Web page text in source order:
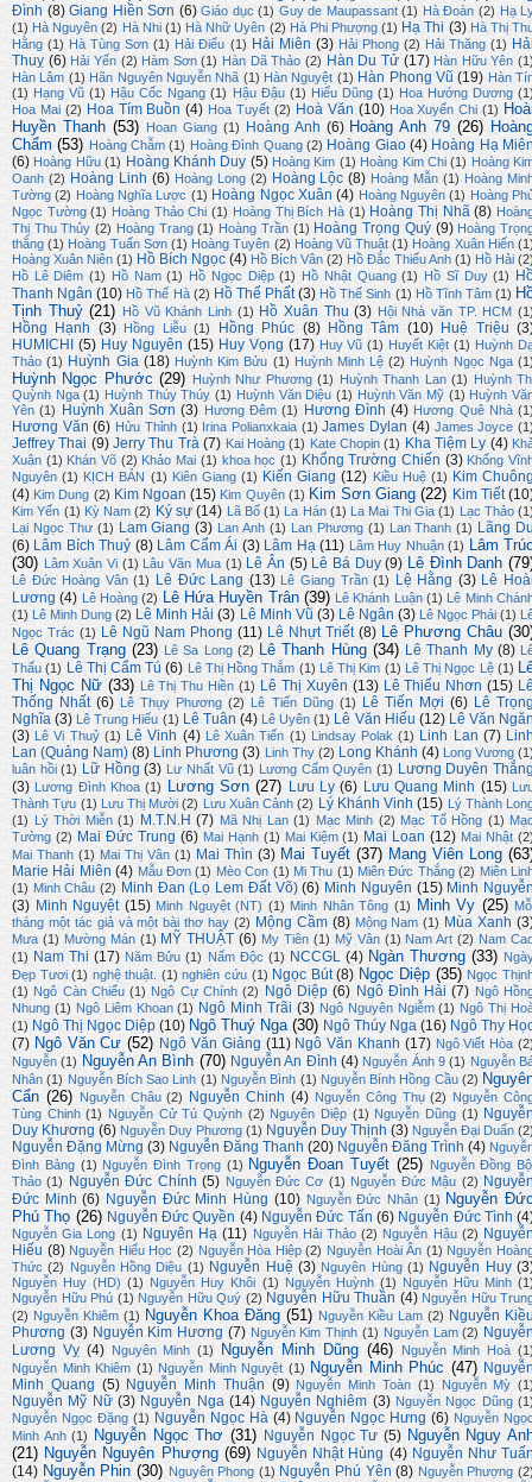
Đình (8) Giang Hiền Sơn (6) Giáo dục (1) Guy de Maupassant (1) Hà Đoàn (2) Hạ
(1) Hà Nguyên (2) Hà Nhi (1) Hà Nhữ Uyên (2) Hà Phi Phượng (1) Hạ Thi (3) Hà Thị
Hằng (1) Hà Tùng Sơn (1) Hải Điểu (1) Hải Miên (3) Hải Phong (2) Hải Thăng (1)
Thuỵ (6) Hải Yến (2) Hàm Sơn (1) Hàn Dã Thảo (2) Hàn Du Tử (17) Hàn Hữu Yên
Hàn Lâm (1) Hãn Nguyên Nguyễn Nhã (1) Hàn Nguyệt (1) Hàn Phong Vũ (19) Hàn
(1) Hạng Vũ (1) Hậu Cốc Ngang (1) Hậu Đậu (1) Hiếu Dũng (1) Hoa Hướng Dương
Hoa Mai (2) Hoa Tím Buồn (4) Hoa Tuyết (2) Hoà Văn (10) Hoa Xuyến Chi (1)
Huyền Thanh (53) Hoan Giang (1) Hoàng Anh (6) Hoàng Anh 79 (26)
Chẩm (53) Hoàng Chẫm (1) Hoàng Đình Quang (2) Hoàng Giao (4) Hoàng Hạ
(6) Hoàng Hữu (1) Hoàng Khánh Duy (5) Hoàng Kim (1) Hoàng Kim Chi (1) Hoàng
Oanh (2) Hoàng Linh (6) Hoàng Long (2) Hoàng Lộc (8) Hoàng Mẫn (1) Hoàng
Tường (2) Hoàng Nghĩa Lược (1) Hoàng Ngọc Xuân (4) Hoàng Nguyên (1) Hoàng
Ngọc Tường (1) Hoàng Thảo Chi (1) Hoàng Thị Bích Hà (1) Hoàng Thị Nhã (8)
Thị Thu Thủy (2) Hoàng Trang (1) Hoàng Trần (1) Hoàng Trọng Quý (9) Hoàng
thắng (1) Hoàng Tuấn Sơn (1) Hoàng Tuyên (2) Hoàng Vũ Thuật (1) Hoàng Xuân Hiến
Hoàng Xuân Niên (1) Hồ Bích Ngọc (4) Hồ Bích Vân (2) Hồ Đắc Thiếu Anh (1) Hồ Hải
Hồ Lê Diêm (1) Hồ Nam (1) Hồ Ngọc Diệp (1) Hồ Nhật Quang (1) Hồ Sĩ Duy (1)
Thanh Ngân (10) Hồ Thế Hà (2) Hồ Thế Phất (3) Hồ Thế Sinh (1) Hồ Tĩnh Tâm (1)
Tịnh Thuỷ (21) Hồ Vũ Khánh Linh (1) Hồ Xuân Thu (3) Hội Nhà văn TP. HCM
Hồng Hạnh (3) Hồng Liễu (1) Hồng Phúc (8) Hồng Tâm (10) Huệ Triệu
HUMICHI
(5) Huy Nguyên (15) Huy Vọng (17) Huy Vũ (1) Huyết Kiệt (1) Huỳnh
Thảo (1) Huỳnh Gia (18) Huỳnh Kim Bửu (1) Huỳnh Minh Lệ (2) Huỳnh Ngọc Nga
Huỳnh Ngọc Phước (29) Huỳnh Như Phương (1) Huỳnh Thanh Lan (1)
Huỳnh
Quỳnh Nga (1) Huỳnh Thúy Thúy (1) Huỳnh Văn Diệu (1) Huỳnh Văn Mỹ (1) Huỳnh
Yên (1) Huỳnh Xuân Sơn (3) Hương Đêm (1) Hương Đình (4) Hương Quê Nhà
Hương Văn (6) Hửu Thỉnh (1) Irina Polianxkaia (1) James Dylan (4) James Joyce
Jeffrey Thai (9) Jerry Thu Trà (7) Kai Hoàng (1) Kate Chopin (1) Kha Tiệm Ly (4)
Xuân (1) Khán Võ (2) Khảo Mai (1) khoa học (1) Khổng Trường Chiến (3) Khổng
Nguyên (1) KỊCH BẢN (1) Kiên Giang (1) Kiến Giang (12) Kiều Huệ (1) Kim
(4) Kim Dung (2) Kim Ngoan (15) Kim Quyên (1) Kim Sơn Giang (22) Kim Tiết
Kim Yến (1) Kỳ Nam (2) Ký sự (14) Lã Bố (1) La Hán (1) La Mai Thi Gia (1) Lạc Thảo
Lại Ngọc Thư (1) Lam Giang (3) Lan Anh (1) Lan Phương (1) Lan Thanh (1) Lãng
(6) Lâm Bích Thuỷ (8) Lâm Cẩm Ái (3) Lâm Hạ (11) Lâm Huy Nhuận (1) Lâm
(30) Lâm Xuân Vi (1) Lâu Văn Mua (1) Lê Ân (5) Lê Bá Duy (9) Lê Đình Danh
Lê Đức Hoàng Vân (1) Lê Đức Lang (13) Lê Giang Trần (1) Lệ Hằng (3) Lê
Lương (4) Lê Hoàng (2) Lê Hứa Huyền Trân (39) Lê Khánh Luận (1) Lê Minh
(1) Lê Minh Dung (2) Lê Minh Hải (3) Lê Minh Vũ (3) Lê Ngân (3) Lê Ngọc Phái (1)
Ngọc Trác (1) Lê Ngũ Nam Phong (11) Lê Nhựt Triết (8) Lê Phương Châu
Lê Quang Trạng (23) Lê Sa Long (2) Lê Thanh Hùng (34) Lê Thanh My (8)
Thấu (1) Lê Thị Cẩm Tú (6) Lê Thị Hồng Thắm (1) Lê Thị Kim (1) Lê Thị Ngọc Lệ (1)
Thị Ngọc Nữ (33) Lê Thị Thu Hiền (1) Lê Thị Xuyên (13) Lê Thiếu Nhơn (15)
Thống Nhất (6) Lê Thụy Phương (2) Lê Tiến Dũng (1) Lê Tiến Mợi (6) Lê
Nghĩa (3) Lê Trung Hiếu (1) Lê Tuân (4) Lê Uyên (1) Lê Văn Hiếu (12) Lê Văn
(3) Lê Vi Thuỷ (1) Lê Vinh (4) Lê Xuân Tiến (1) Lindsay Polak (1) Linh Lan (7)
Lan (Quảng Nam) (8) Linh Phương (3) Linh Thy (2) Long Khánh (4) Long Vương
luân hồi (1) Lữ Hồng (3) Lư Nhất Vũ (1) Lương Cẩm Quyên (1) Lương Duyên
(3) Lương Đình Khoa (1) Lương Sơn (27) Lưu Ly (6) Lưu Quang Minh (15)
Thành Tựu (1) Lưu Thị Mười (2) Lưu Xuân Cảnh (2) Lý Khánh Vinh (15) Lý Thành
(1)
Lý Thời Miễn (1) M.T.N.H (7) Mã Nhị Lan (1) Mạc Minh (2) Mạc Tố Hồng (1)
Tường (2) Mai Đức Trung (6) Mai Hạnh (1) Mai Kiệm (1) Mai Loan (12) Mai Nhật
Mai Thanh (1) Mai Thị Vân (1) Mai Thìn (3) Mai Tuyết (37) Mang Viên Long
Marie Hải Miên (4) Mẫu Đơn (1) Mèo Con (1) Mi Thu (1) Miên Đức Thắng (2) Miên
(1) Minh Châu (2) Minh Đan (Lọ Lem Đất Võ) (6) Minh Nguyên (15) Minh
(3) Minh Nguyệt (15) Minh Nguyệt (NT) (1) Minh Nhân Tông (1) Minh Vy (25)
tháng một tác giả và một bài thơ hay (2) Mộng Cầm (8) Mộng Nam (1) Mùa Xanh
Mưa (1) Mường Mán (1) MỸ THUẬT (6) My Tiên (1) Mỹ Vân (1) Nam Art (2) Nam
(1) Nam Thi (17) Năm Bửu (1) Nấm Độc (1) NCCGL (4) Ngàn Thương (33)
Đẹp Tươi (1) nghệ thuật. (1) nghiên cứu (1) Ngọc Bút (8) Ngọc Diệp (35) Ngọc
(1) Ngô Càn Chiểu (1) Ngô Cự Chính (2) Ngô Diệp (6) Ngô Đình Hải (7) Ngô
Nhung (1) Ngô Liêm Khoan (1) Ngô Minh Trãi (3) Ngô Nguyên Ngiễm (1) Ngô Thị
(1) Ngô Thị Ngọc Diệp (10) Ngô Thuý Nga (30) Ngô Thúy Nga (16) Ngô Thy
(7) Ngô Văn Cư (52) Ngô Văn Giảng (11) Ngô Văn Khanh (17) Ngô Viết Hòa
Nguyễn (1) Nguyễn An Bình (70) Nguyễn An Đình (4) Nguyễn Ánh 9 (1) Nguyễn
Nhân (1) Nguyễn Bích Sao Linh (1) Nguyễn Bình (1) Nguyễn Bính Hồng Cầu (2)
Cẩn (26) Nguyễn Châu (2) Nguyễn Chinh (4) Nguyễn Công Thụ (2) Nguyễn
Tùng Chinh (1) Nguyễn Cử Tú Quỳnh (2) Nguyên Diệp (1) Nguyễn Dũng (1)
Duy Khương (6) Nguyễn Duy Phương (1) Nguyễn Duy Thịnh (3) Nguyễn Đại Duẩn
Nguyễn Đặng Mừng (3) Nguyễn Đăng Thanh (20) Nguyễn Đăng Trình (4)
Đình Bảng (1) Nguyễn Đình Trọng (1) Nguyễn Đoan Tuyết (25)
Nguyễn Đồng
Thảo (1) Nguyễn Đức Chính (5) Nguyễn Đức Cơ (1) Nguyễn Đức Mậu (2)
Đức Minh (6) Nguyễn Đức Minh Hùng (10) Nguyễn Đức Nhân (1) Nguyễn
Phú Thọ (26) Nguyễn Đức Quyền (4) Nguyễn Đức Tấn (6) Nguyễn Đức Tình
Nguyễn Gia Long (1) Nguyên Hạ (11) Nguyễn Hải Thảo (2) Nguyễn Hậu (2)
Hiếu (8) Nguyễn Hiếu Học (2) Nguyễn Hòa Hiệp (2) Nguyễn Hoài Ân (1) Nguyễn
Thức (2) Nguyễn Hồng Diệu (1) Nguyễn Huệ (3) Nguyên Hùng (1) Nguyễn Huy
Nguyễn Huy (HD) (1) Nguyễn Huy Khôi (1) Nguyễn Huỳnh (1) Nguyễn Hữu Minh
Nguyễn Hữu Phú (1) Nguyễn Hữu Quý (2) Nguyễn Hữu Thuần (4) Nguyễn Hữu
(2) Nguyễn Khiêm (1) Nguyễn Khoa Đăng (51) Nguyễn Kiều Lam (2) Nguyễn
Phương (3) Nguyễn Kim Hương (7) Nguyễn Kim Thịnh (1) Nguyễn Lam (2)
Lương Vỵ (4) Nguyên Minh (1) Nguyễn Minh Dũng (46) Nguyễn Minh Hoà
Nguyễn Minh Khiêm (1) Nguyễn Minh Nguyệt (1) Nguyễn Minh Phúc (47)
Minh Quang (5) Nguyễn Minh Thuận (9) Nguyễn Minh Toàn (1) Nguyễn Mỳ
Nguyễn Mỹ Nữ (3) Nguyễn Nga (14) Nguyễn Nghiêm (3) Nguyễn Ngọc Dũng
Nguyễn Ngọc Đặng (1) Nguyễn Ngọc Hà (4) Nguyễn Ngọc Hưng (6) Nguyễn
Minh Anh (1) Nguyễn Ngọc Thơ (31) Nguyễn Ngọc Tư (5) Nguyễn Nguy
(21) Nguyễn Nguyên Phượng (69) Nguyễn Nhật Hùng (4) Nguyễn Như
(14) Nguyễn Phin (30) Nguyên Phong (1) Nguyễn Phú Yên (8) Nguyễn Phượng